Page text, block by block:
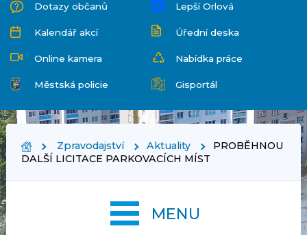
Dotazy občanů Lepší Orlová
Kalendář akcí Úřední deska
Online kamera Nabídka práce
Městská policie Gisportál
Zpravodajství Aktuality
PROBĚHNOU
DALŠÍ LICITACE PARKOVACÍCH MÍST
MENU